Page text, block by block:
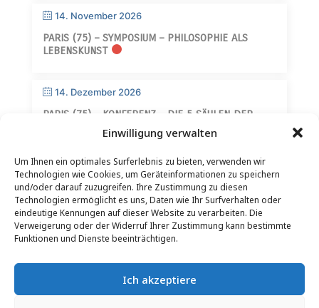
Einwilligung verwalten
Um Ihnen ein optimales Surferlebnis zu bieten, verwenden wir
Technologien wie Cookies, um Geräteinformationen zu speichern
und/oder darauf zuzugreifen. Ihre Zustimmung zu diesen
Technologien ermöglicht es uns, Daten wie Ihr Surfverhalten oder
eindeutige Kennungen auf dieser Website zu verarbeiten. Die
Verweigerung oder der Widerruf Ihrer Zustimmung kann bestimmte
Funktionen und Dienste beeinträchtigen.
Ich akzeptiere
14. November 2026
PARIS (75) – SYMPOSIUM – PHILOSOPHIE ALS
LEBENSKUNST
14. Dezember 2026
PARIS (75) – KONFERENZ – DIE 5 SÄULEN DER
KONTAKT–RECHTLICHE HINWEISE